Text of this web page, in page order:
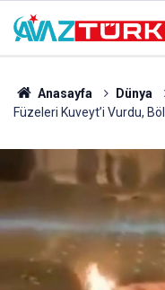
Anasayfa Dünya
Füzeleri Kuveyt’i Vurdu,